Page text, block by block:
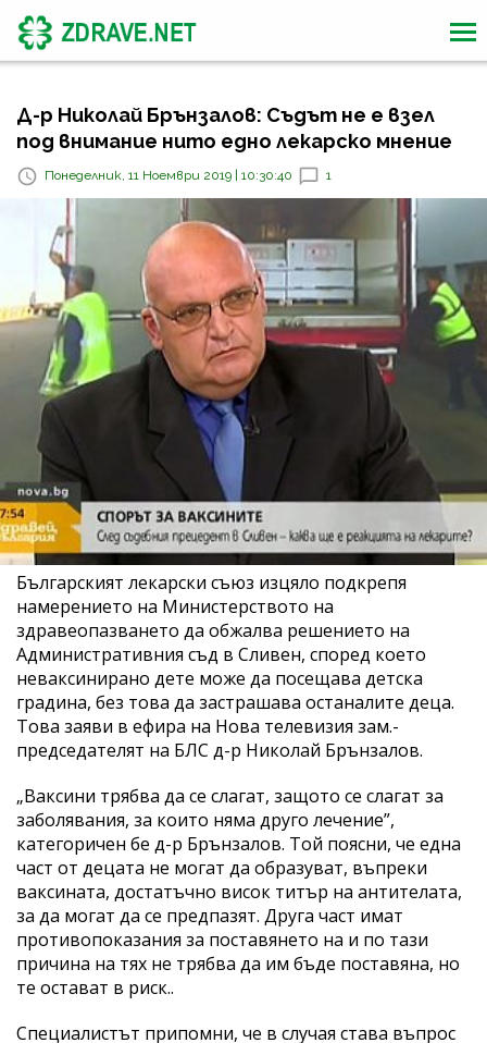
Д-р Николай Брънзалов: Съдът не е взел
под внимание нито едно лекарско мнение
Понеделник, 11 Ноември 2019 | 10:30:40 1
Българският лекарски съюз изцяло подкрепя
намерението на Министерството на
здравеопазването да обжалва решението на
Административния съд в Сливен, според което
неваксинирано дете може да посещава детска
градина, без това да застрашава останалите деца.
Това заяви в ефира на Нова телевизия зам.-
председателят на БЛС д-р Николай Брънзалов.
„Ваксини трябва да се слагат, защото се слагат за
заболявания, за които няма друго лечение”,
категоричен бе д-р Брънзалов. Той поясни, че една
част от децата не могат да образуват, въпреки
ваксината, достатъчно висок титър на антителата,
за да могат да се предпазят. Друга част имат
противопоказания за поставянето на и по тази
причина на тях не трябва да им бъде поставяна, но
те остават в риск..
Специалистът припомни, че в случая става въпрос